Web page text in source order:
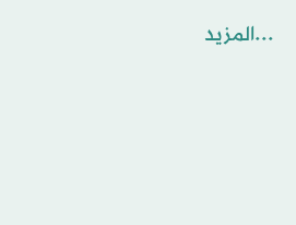
...المزيد